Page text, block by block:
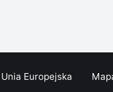
Unia Europejska